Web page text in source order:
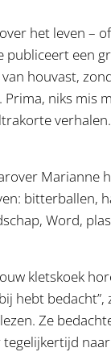
het leven –
publiceert een
houvast,
Prima, niks mis
verhalen.
Marianne
bitterballen,
Word,
kletskoek
hebt bedacht”,
Ze